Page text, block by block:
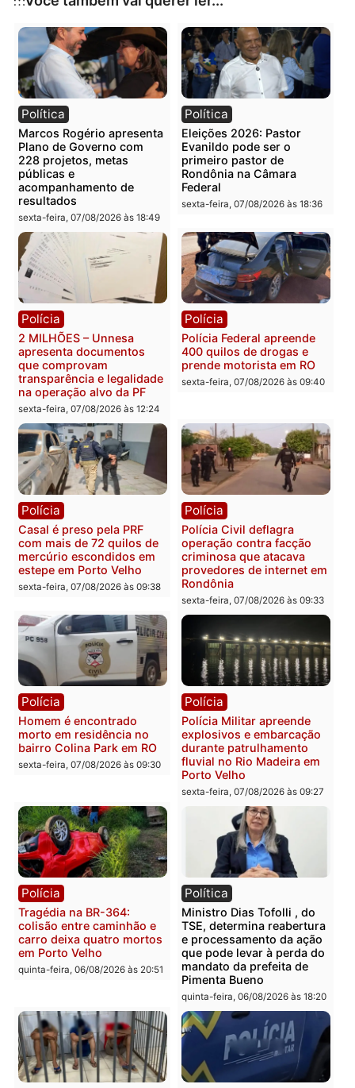
Publicidade
Categorias
Polícia
Você também vai querer ler...
Política
Marcos Rogério apresenta
Plano de Governo com
228 projetos, metas
públicas e
acompanhamento de
resultados
sexta-feira, 07/08/2026 às 18:49
Política
Eleições 2026: Pastor
Evanildo pode ser o
primeiro pastor de
Rondônia na Câmara
Federal
sexta-feira, 07/08/2026 às
Polícia
2 MILHÕES – Unnesa
apresenta documentos
que comprovam
transparência e legalidade
na operação alvo da PF
Polícia
Polícia Federal apreende
400 quilos de drogas e
prende motorista em RO
sexta-feira, 07/08/2026 às
Polícia
Casal é preso pela PRF
com mais de 72 quilos de
mercúrio escondidos em
sexta-feira, 07/08/2026 às 09:38
Polícia
Polícia Civil deflagra
operação contra facção
criminosa que atacava
provedores de internet
Rondônia
sexta-feira, 07/08/2026 às
Polícia
Homem é encontrado
morto em residência no
Polícia
Polícia Militar apreende
explosivos e
durante patrulhamento
fluvial no Rio Madeira em
Porto Velho
sexta-feira, 07/08/2026 às